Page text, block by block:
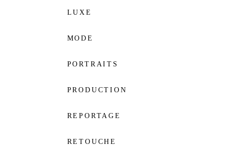
LUXE
MODE
PORTRAITS
PRODUCTION
REPORTAGE
RETOUCHE